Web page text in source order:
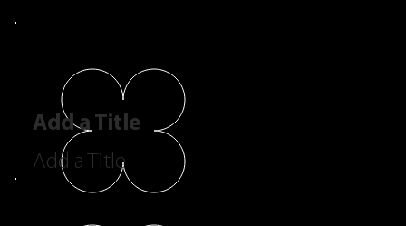
Add a Title
Add a Title